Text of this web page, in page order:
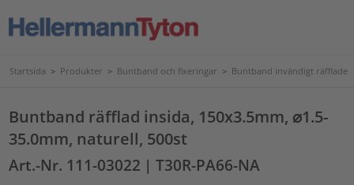
Startsida > Produkter > Buntband och fixeringar > Buntband invändigt räfflade
Buntband räfflad insida, 150x3.5mm, ⌀1.5-
35.0mm, naturell, 500st
Art.-Nr. 111-03022 | T30R-PA66-NA